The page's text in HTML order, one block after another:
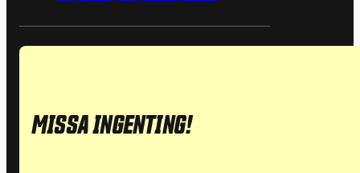
MISSA INGENTING!